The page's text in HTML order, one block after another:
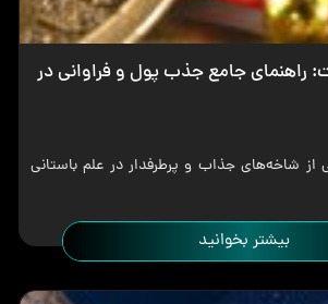
جامع جذب پول و فراوانی در
شاخه‌های جذاب و پرطرفدار در علم باستانی
بیشتر بخوانید